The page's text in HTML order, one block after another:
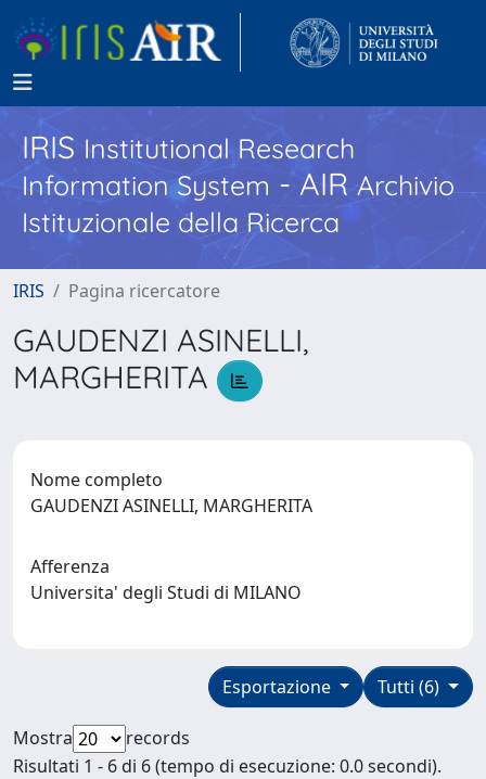
IRISInstitutional Research
Information System - AIR Archivio
Istituzionale della Ricerca
IRIS Pagina ricercatore
GAUDENZI ASINELLI,
MARGHERITA
Nome completo
GAUDENZI ASINELLI, MARGHERITA
Afferenza
Universita' degli Studi di MILANO
Tutti (6)
Esportazione
Mostra
records
Risultati 1 - 6 di 6 (tempo di esecuzione: 0.0 secondi).